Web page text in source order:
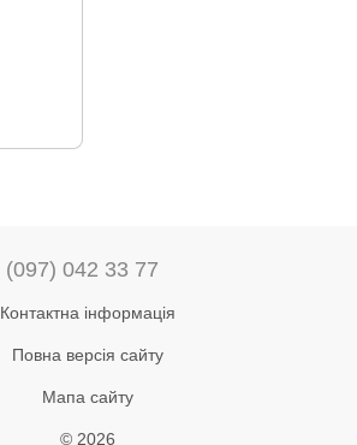
(097) 042 33 77
Контактна інформація
Повна версія сайту
Мапа сайту
© 2026